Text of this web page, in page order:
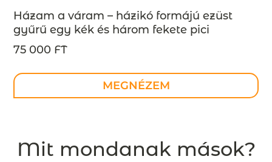
Házam a váram – házikó formájú ezüst
gyűrű egy kék és három fekete pici
gyémánttal, design ékszer –
MEGRENDELÉSRE
75 000 FT
MEGNÉZEM
Mit mondanak mások?